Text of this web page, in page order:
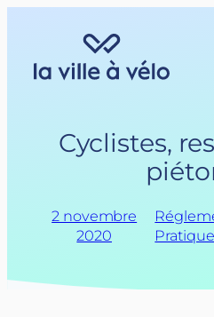
Cyclistes,
2 novembre
2020
Pratique